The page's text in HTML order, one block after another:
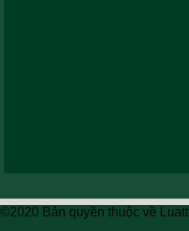
©2020 Bản quyền thuộc về